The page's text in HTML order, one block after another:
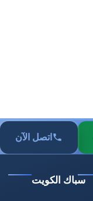
اتصل الآن
سباك الكويت